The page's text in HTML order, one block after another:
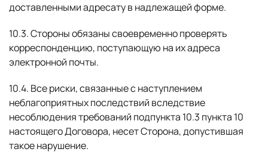
доставленными адресату в надлежащей форме.
10.3. Стороны обязаны своевременно проверять
корреспонденцию, поступающую на их адреса
электронной почты.
10.4. Все риски, связанные с наступлением
неблагоприятных последствий вследствие
несоблюдения требований подпункта 10.3 пункта 10
настоящего Договора, несет Сторона, допустившая
такое нарушение.